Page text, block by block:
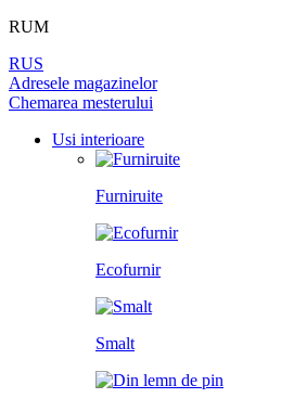
LICHIDARE DE STOC
TOATE USILE
MINERE PENTRU UȘI
SISTEM DE GLISARE
RUM
RUS
Adresele magazinelor
Chemarea mesterului
Usi interioare
Furniruite
Ecofurnir
Smalt